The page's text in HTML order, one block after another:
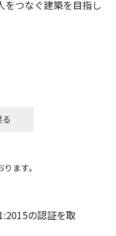
をつなぐ建築を目指し
ます。
の認証を取